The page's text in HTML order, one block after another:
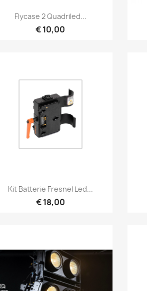
Snel bekijken
Flycase 2 Quadriled...
€ 10,00
Snel bekijken
Kit Batterie Fresnel Led...
€ 18,00